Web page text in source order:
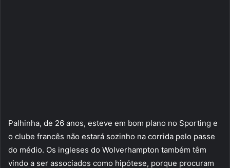
Palhinha, de 26 anos, esteve em bom plano no Sporting e
o clube francês não estará sozinho na corrida pelo passe
do médio. Os ingleses do Wolverhampton também têm
vindo a ser associados como hipótese, porque procuram